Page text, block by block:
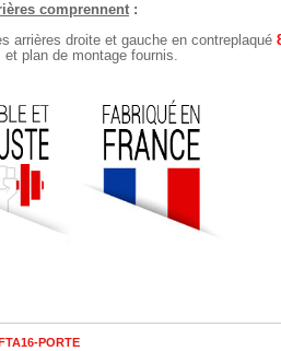
comprennent :
arrières droite et gauche en contreplaqué
plan de montage fournis.
PORTE